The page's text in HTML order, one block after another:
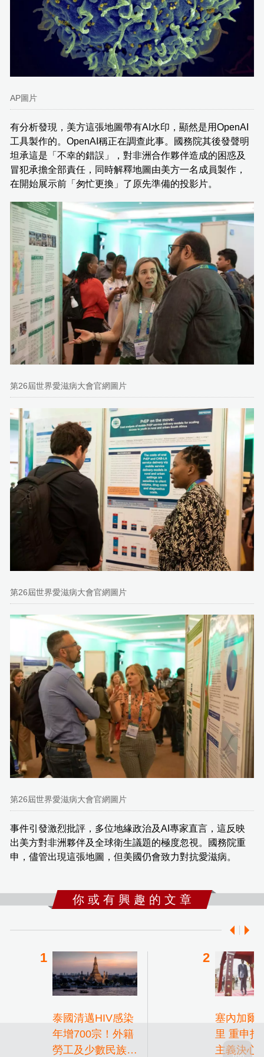
AP圖片
有分析發現，美方這張地圖帶有AI水印，顯然是用OpenAI
工具製作的。OpenAI稱正在調查此事。國務院其後發聲明
坦承這是「不幸的錯誤」，對非洲合作夥伴造成的困惑及
冒犯承擔全部責任，同時解釋地圖由美方一名成員製作，
在開始展示前「匆忙更換」了原先準備的投影片。
第26屆世界愛滋病大會官網圖片
第26屆世界愛滋病大會官網圖片
第26屆世界愛滋病大會官網圖片
事件引發激烈批評，多位地緣政治及AI專家直言，這反映
出美方對非洲夥伴及全球衛生議題的極度忽視。國務院重
申，儘管出現這張地圖，但美國仍會致力對抗愛滋病。
你 或 有 興 趣 的 文 章
泰國清邁HIV感染
年增700宗！外籍
勞工及少數民族成
塞內加爾
里 重申打
主義決心